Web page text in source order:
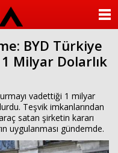
BYD Türkiye
1 Milyar Dolarlık
vadettiği 1 milyar
Teşvik imkanlarından
satan şirketin kararı
uygulanması gündemde.
KATEGORİLER
ANKETLER
FOTO GALERİ